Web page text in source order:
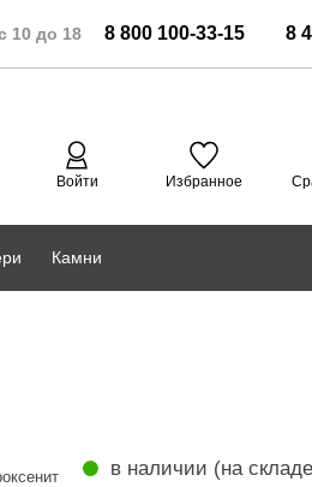
10 до 18 8 800 100-33-15 8
Войти Избранное
PRO METALL
Камни
в наличии (на